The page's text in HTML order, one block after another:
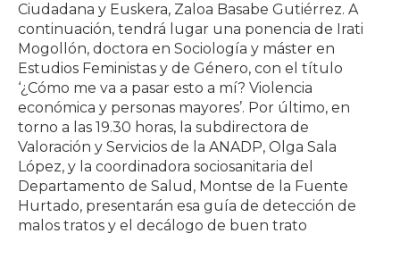
Ciudadana y Euskera, Zaloa Basabe Gutiérrez. A
continuación, tendrá lugar una ponencia de Irati
Mogollón, doctora en Sociología y máster en
Estudios Feministas y de Género, con el título
‘¿Cómo me va a pasar esto a mí? Violencia
económica y personas mayores’. Por último, en
torno a las 19.30 horas, la subdirectora de
Valoración y Servicios de la ANADP, Olga Sala
López, y la coordinadora sociosanitaria del
Departamento de Salud, Montse de la Fuente
Hurtado, presentarán esa guía de detección de
malos tratos y el decálogo de buen trato